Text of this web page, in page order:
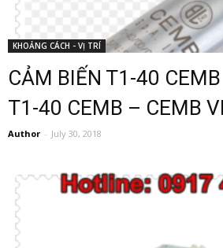
KHOẢNG CÁCH - VỊ TRÍ
CẢM BIẾN T1-40
T1-40 CEMB – CEMB
Author - July 30, 2018